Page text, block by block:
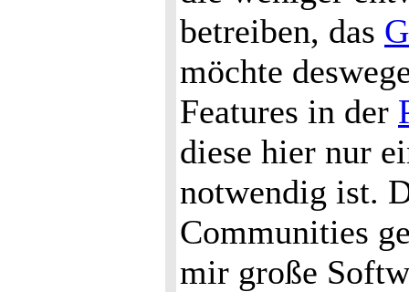
betreiben, das
möchte
Features in der
diese hier nur
notwendig ist.
Communities
mir große